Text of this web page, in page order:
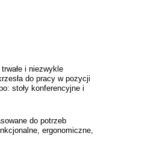
i niezwykle
do pracy w pozycji
stoły konferencyjne i
do potrzeb
ergonomiczne,